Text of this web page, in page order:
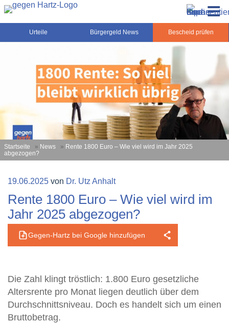
Zum
Inhalt
springen
Gegen-Hartz.de – Sozialrecht, Rente, Pflege und
Urteile, News und Ratgeber rund um das Sozialrecht,
Grundsicherung und Rente
Urteile Bürgergeld News Bescheid prüfen
Startseite » News » Rente 1800 Euro – Wie viel wird im Jahr 2025
abgezogen?
Veröffentlicht
19.06.2025 von Dr. Utz Anhalt
Rente 1800 Euro – Wie viel wird im
Jahr 2025 abgezogen?
Gegen-Hartz bei Google hinzufügen
Die Zahl klingt tröstlich: 1.800 Euro gesetzliche
Altersrente pro Monat liegen deutlich über dem
Durchschnittsniveau. Doch es handelt sich um einen
Bruttobetrag.